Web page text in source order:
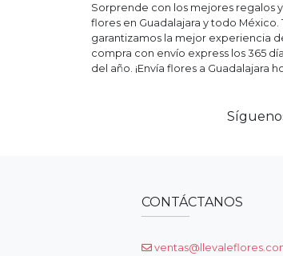
Sorprende con los mejores regalos y
flores en Guadalajara y todo México.
garantizamos la mejor experiencia
compra con envío express los 365
del año. ¡Envía flores a Guadalajara
CONTÁCTANOS